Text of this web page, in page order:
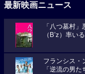
最新映画ニュース
「八つ墓村
（B’z）率い
フランシス・
「逆流の男た